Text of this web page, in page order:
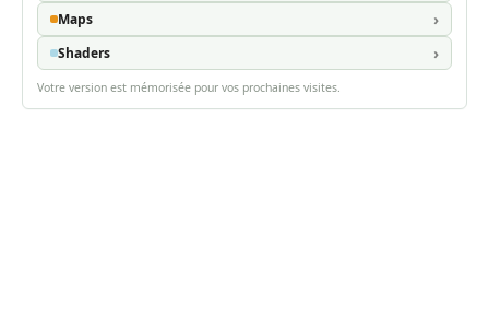
Maps
Shaders
Votre version est mémorisée pour vos prochaines visites.